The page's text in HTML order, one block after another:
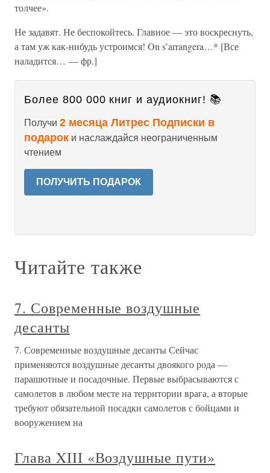
толчее».
Не задавят. Не беспокойтесь. Главное — это воскреснуть,
а там уж как-нибудь устроимся! On s’arrangera…* [Все
наладится… — фр.]
Более 800 000 книг и аудиокниг! 📚
Получи 2 месяца Литрес Подписки в
подарок и наслаждайся неограниченным
чтением
ПОЛУЧИТЬ ПОДАРОК
Читайте также
7. Современные воздушные
десанты
7. Современные воздушные десанты Сейчас
применяются воздушные десанты двоякого рода —
парашютные и посадочные. Первые выбрасываются с
самолетов в любом месте на территории врага, а вторые
требуют обязательной посадки самолетов с бойцами и
вооружением на
Глава XIII «Воздушные пути»